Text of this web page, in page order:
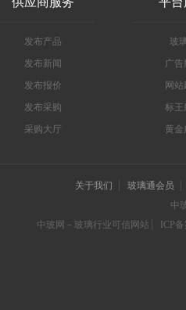
发布产品
发布新闻
发布报价
发布采购
采购大厅
玻
广告
网
标王
黄金
关于我们
玻璃通会员
中
中玻网－玻璃行业可信网站
ICP